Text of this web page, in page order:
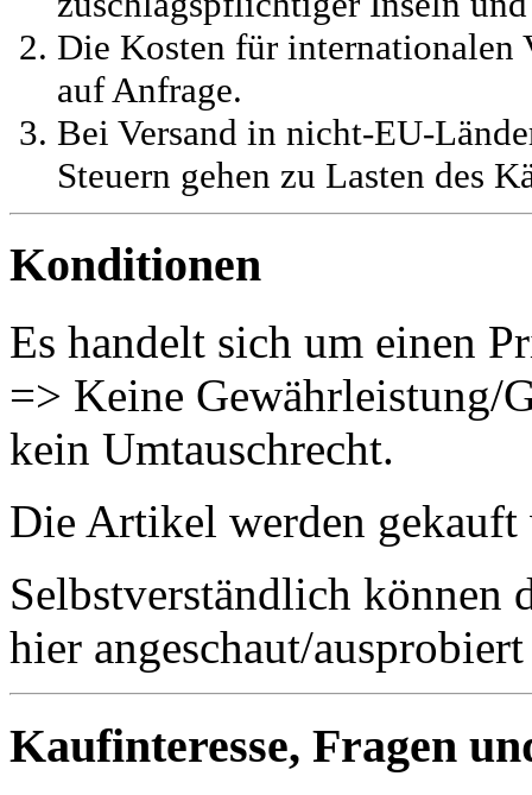
Die Kosten für
auf Anfrage.
Bei Versand in nicht-EU-
Steuern gehen zu Lasten des
Konditionen
Es handelt sich um einen
=> Keine Gewährleistung/
kein Umtauschrecht.
Die Artikel werden gekauft
Selbstverständlich
hier angeschaut/
Kaufinteresse, Fragen